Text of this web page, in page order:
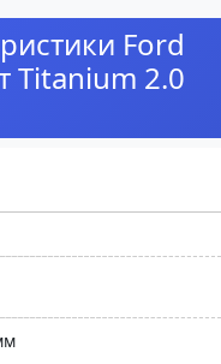
Ford
Titanium 2.0